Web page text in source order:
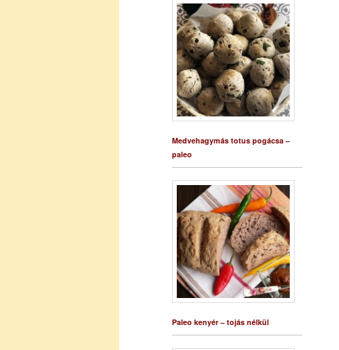
Medvehagymás totus pogácsa –
paleo
Paleo kenyér – tojás nélkül